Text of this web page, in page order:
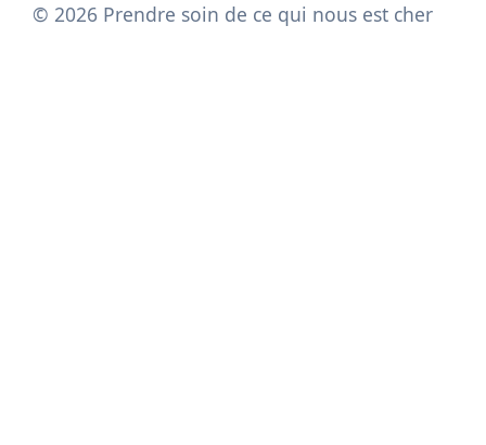
© 2026 Prendre soin de ce qui nous est cher